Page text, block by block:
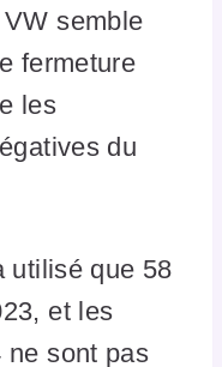
semble
fermeture
les
du
utilisé que 58
et les
ne sont pas